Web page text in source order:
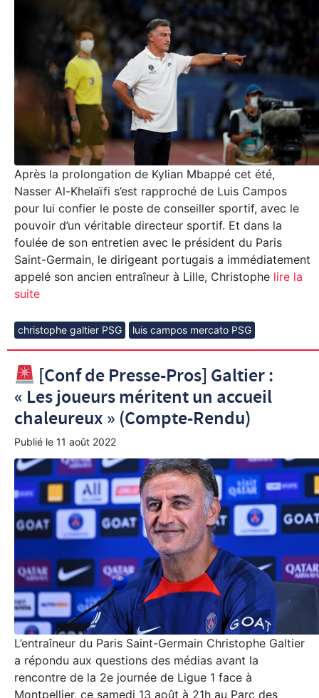
Après la prolongation de Kylian Mbappé cet été,
Nasser Al-Khelaïfi s’est rapproché de Luis Campos
pour lui confier le poste de conseiller sportif, avec le
pouvoir d’un véritable directeur sportif. Et dans la
foulée de son entretien avec le président du Paris
Saint-Germain, le dirigeant portugais a immédiatement
appelé son ancien entraîneur à Lille, Christophe lire la
suite
christophe galtier PSG luis campos mercato PSG
[Conf de Presse-Pros] Galtier :
« Les joueurs méritent un accueil
chaleureux » (Compte-Rendu)
Publié le 11 août 2022
L’entraîneur du Paris Saint-Germain Christophe Galtier
a répondu aux questions des médias avant la
rencontre de la 2e journée de Ligue 1 face à
Montpellier, ce samedi 13 août à 21h au Parc des